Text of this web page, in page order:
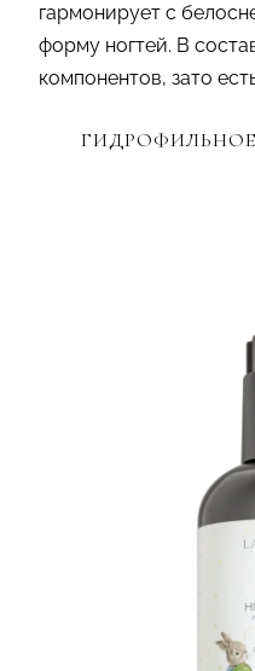
гармонирует с
форму ногтей. В
компонентов, зато
ГИДРОФИЛЬНОЕ